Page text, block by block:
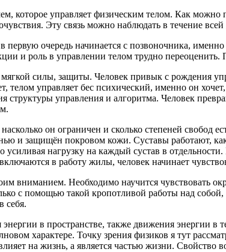
которое управляет физическим телом. Как
Эту связь можно наблюдать в течение
очередь начинается с позвоночника,
и роль в управлении телом трудно переоценить.
силы, защиты. Человек привык с рождения
управляет бес психический, именно он
структуры управления и алгоритма. Человек
он ограничен и сколько степеней свобод
и защищён покровом кожи. Суставы работают,
усиливая нагрузку на каждый сустав в
в работу жилы, человек начинает
вниманием. Необходимо научится чувствовать
с помощью такой кропотливой работы над
себя.
в пространстве, также движения энергии в
характере. Точку зрения физиков я тут
на жизнь, а является частью жизни. Свойство